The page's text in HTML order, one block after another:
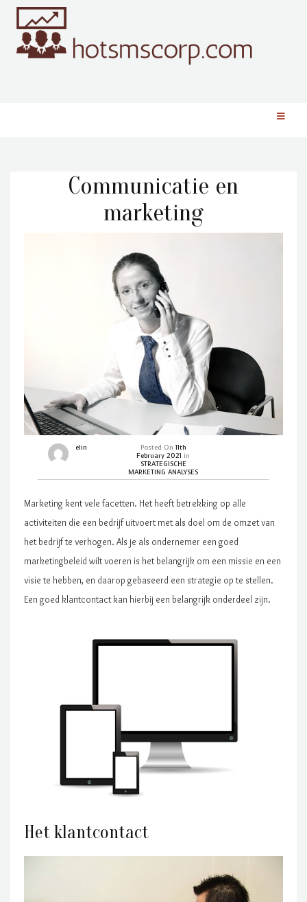
Communicatie en
marketing
elin Posted On11th
February 2021 in
STRATEGISCHE
MARKETING ANALYSES
Marketing kent vele facetten. Het heeft betrekking op alle
activiteiten die een bedrijf uitvoert met als doel om de omzet van
het bedrijf te verhogen. Als je als ondernemer een goed
marketingbeleid wilt voeren is het belangrijk om een missie en een
visie te hebben, en daarop gebaseerd een strategie op te stellen.
Een goed klantcontact kan hierbij een belangrijk onderdeel zijn.
Het klantcontact